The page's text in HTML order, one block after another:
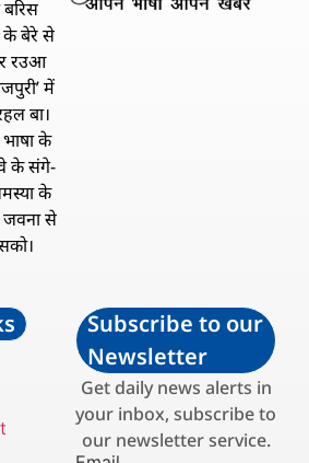
बेरे से
रउआ
में
बा।
के
के संगे-
के
से
Subscribe to our
Newsletter
Get daily news alerts in
your inbox, subscribe to
our newsletter service.